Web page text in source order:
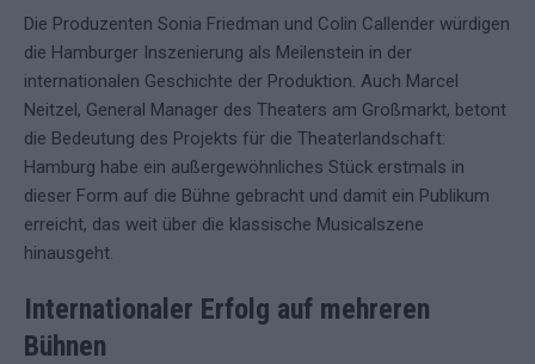
Die Produzenten Sonia Friedman und Colin Callender würdigen
die Hamburger Inszenierung als Meilenstein in der
internationalen Geschichte der Produktion. Auch Marcel
Neitzel, General Manager des Theaters am Großmarkt, betont
die Bedeutung des Projekts für die Theaterlandschaft:
Hamburg habe ein außergewöhnliches Stück erstmals in
dieser Form auf die Bühne gebracht und damit ein Publikum
erreicht, das weit über die klassische Musicalszene
hinausgeht.
Internationaler Erfolg auf mehreren
Bühnen